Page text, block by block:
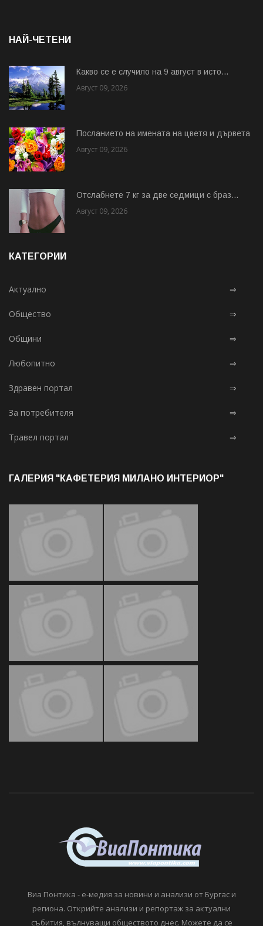
НАЙ-ЧЕТЕНИ
Какво се е случило на 9 август в исто...
Август 09, 2026
Посланието на имената на цветя и дървета
Август 09, 2026
Отслабнете 7 кг за две седмици с браз...
Август 09, 2026
КАТЕГОРИИ
Актуално ⇒
Общество ⇒
Общини ⇒
Любопитно ⇒
Здравен портал ⇒
За потребителя ⇒
Травел портал ⇒
ГАЛЕРИЯ "КАФЕТЕРИЯ МИЛАНО ИНТЕРИОР"
Виа Понтика - е-медия за новини и анализи от Бургас и
региона. Открийте анализи и репортаж за актуални
събития, вълнуващи обществото днес. Можете да се